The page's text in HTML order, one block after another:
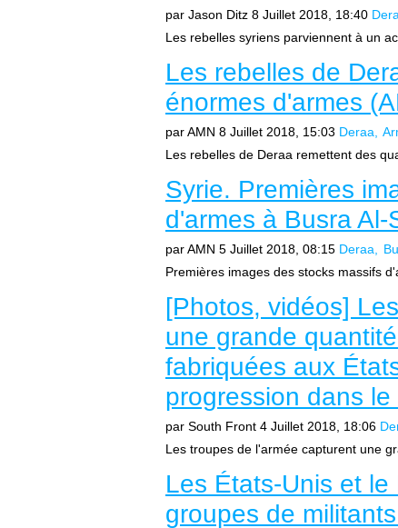
par Jason Ditz 8 Juillet 2018, 18:40
Les rebelles syriens parviennent à un
Les rebelles de
énormes d'armes
par AMN 8 Juillet 2018, 15:03 Deraa
Les rebelles de Deraa remettent des
Syrie. Premières
d'armes à Busra Al-
par AMN 5 Juillet 2018, 08:15 Deraa
Premières images des stocks massifs
[Photos, vidéos]
une grande
fabriquées aux
progression dans
par South Front 4 Juillet 2018, 18:06
Les troupes de l'armée capturent une
Les États-Unis et
groupes de